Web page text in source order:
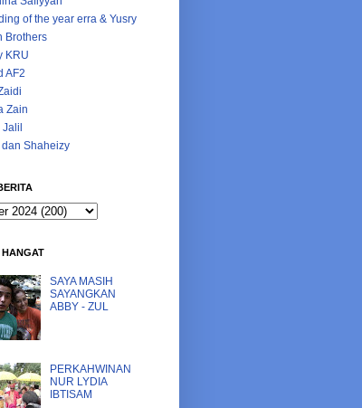
of the year erra & Yusry
Brothers
KRU
AF2
Zain
Shaheizy
SAYA MASIH
SAYANGKAN
ABBY - ZUL
PERKAHWINAN
NUR LYDIA
IBTISAM